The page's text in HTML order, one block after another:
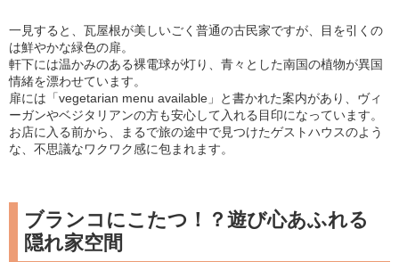
一見すると、瓦屋根が美しいごく普通の古民家ですが、目を引くの
は鮮やかな緑色の扉。
軒下には温かみのある裸電球が灯り、青々とした南国の植物が異国
情緒を漂わせています。
扉には「vegetarian menu available」と書かれた案内があり、ヴィ
ーガンやベジタリアンの方も安心して入れる目印になっています。
お店に入る前から、まるで旅の途中で見つけたゲストハウスのよう
な、不思議なワクワク感に包まれます。
ブランコにこたつ！？遊び心あふれる
隠れ家空間